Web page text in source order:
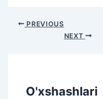
PREVIOUS
NEXT
O'xshashlari